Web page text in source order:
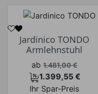
Jardinico TONDO
Armlehnstuhl
Verkaufspreis
ab 1.481,00 €
Preis
1.399,55 €
Ihr Spar-Preis